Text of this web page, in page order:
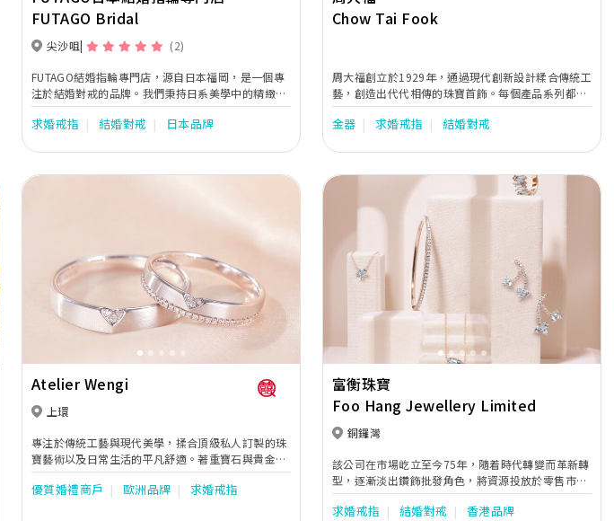
FUTAGO Bridal
尖沙咀 (2)
FUTAGO結婚指輪專門店，源自日本福岡，是一個專
注於結婚對戒的品牌。我們秉持日系美學中的精緻與
優雅，由經驗豐富的日本工匠親手打造每一對專屬於
戀人的婚戒。 在FUTAGO，每一枚戒指，都是設計、
設計，讓戒指在手指上滑順服貼，帶來如肌膚般自然
的佩戴感受。無論是線條上的細膩拿捏，還是鑽石的
求婚戒指 結婚對戒 日本品牌
Chow Tai Fook
周大福創立於1929年，通過現代創新設計糅合傳統工
藝，創造出代代相傳的珠寶首飾。每個產品系列都經
過巧妙構思、匠心製作，旨在述說不同顧客的故事，
慶祝他們生命中每個特別時刻，陪伴每一代的顧客一
金器 求婚戒指 結婚對戒
Previous
Atelier Wengi
上環
專注於傳統工藝與現代美學，揉合頂級私人訂製的珠
寶藝術以及日常生活的平凡舒適。著重寶石與貴金屬
材質中的平衡藝術，以化繁為簡的角度呈現珠寶的樣
貌，用珠寶道出每一故事。
優質婚禮商戶 歐洲品牌 求婚戒指
Previous
富衡珠寶
Foo Hang Jewellery Limited
銅鑼灣
該公司在市場屹立至今75年，隨着時代轉變而革新轉
型，逐漸淡出鑽飾批發角色，將資源投放於零售市
場，並且與時並進，聘請年輕珠寶設計師設計時尚鑽
飾，專攻零售客戶，為品牌注入新動力，延續不老的
求婚戒指 結婚對戒 香港品牌